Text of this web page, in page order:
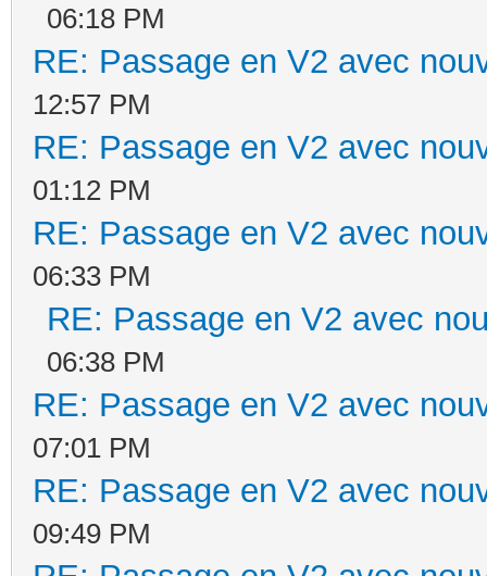
06:18 PM
RE: Passage en V2 avec
12:57 PM
RE: Passage en V2 avec
01:12 PM
RE: Passage en V2 avec
06:33 PM
RE: Passage en V2 avec
06:38 PM
RE: Passage en V2 avec
07:01 PM
RE: Passage en V2 avec
09:49 PM